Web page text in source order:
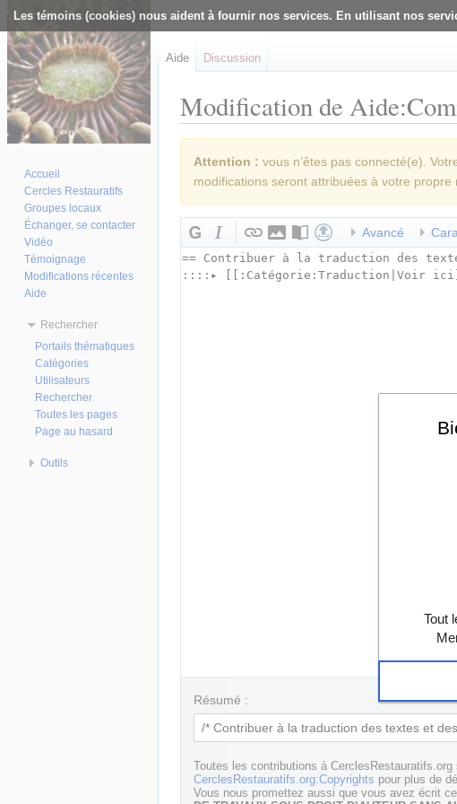
Les témoins (cookies) nous aident à fournir nos services. En utilisant nos
Modification de
Attention : vous n’êtes pas connecté(e).
modifications seront attribuées à votre propre
Avancé
Résumé :
Toutes les contributions à
CerclesRestauratifs.org:Copyrights pour plus de
Vous nous promettez aussi que vous avez écrit
Aide Discussion
Accueil
Cercles Restauratifs
Groupes locaux
Échanger, se contacter
Vidéo
Témoignage
Modifications récentes
Aide
Rechercher
Portails thématiques
Catégories
Utilisateurs
Rechercher
Toutes les pages
Page au hasard
Outils
Tout